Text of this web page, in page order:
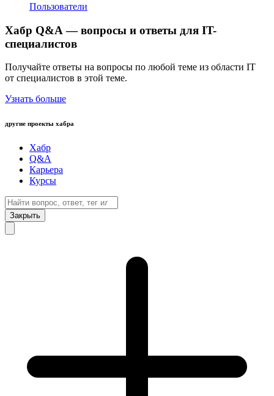
Пользователи
Хабр Q&A — вопросы и ответы для IT-
специалистов
Получайте ответы на вопросы по любой теме из области IT
от специалистов в этой теме.
Узнать больше
другие проекты хабра
Хабр
Q&A
Карьера
Курсы
Закрыть